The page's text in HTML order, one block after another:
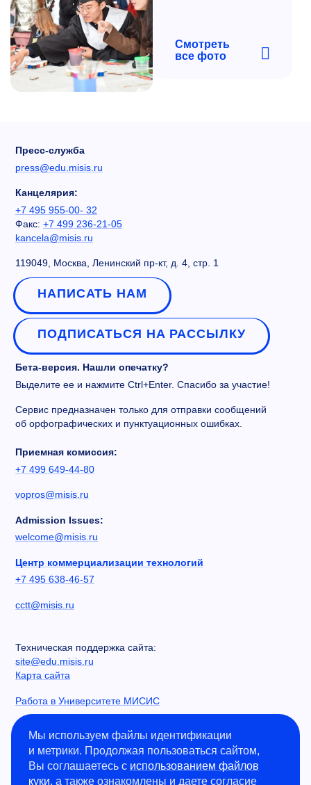
Смотреть
все фото
Пресс-служба
press@edu.misis.ru
Канцелярия:
+7 495 955-00- 32
Факс: +7 499 236-21-05
kancela@misis.ru
119049, Москва, Ленинский пр-кт, д. 4, стр. 1
НАПИСАТЬ НАМ
ПОДПИСАТЬСЯ НА РАССЫЛКУ
Бета-версия. Нашли опечатку?
Выделите ее и нажмите Ctrl+Enter. Спасибо за участие!
Сервис предназначен только для отправки сообщений
об орфографических и пунктуационных ошибках.
Приемная комиссия:
+7 499 649-44-80
vopros@misis.ru
Admission Issues:
welcome@misis.ru
Центр коммерциализации технологий
+7 495 638-46-57
cctt@misis.ru
Техническая поддержка сайта:
site@edu.misis.ru
Карта сайта
Работа в Университете МИСИС
Информация о закупках
Противодействие коррупции
Политика конфиденциальности
Мы используем файлы идентификации
и метрики. Продолжая пользоваться сайтом,
Вы соглашаетесь с использованием файлов
куки, а также ознакомлены и даете согласие